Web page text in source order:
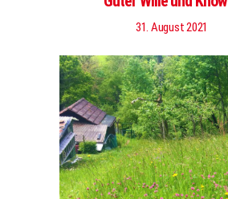
31. August 2021